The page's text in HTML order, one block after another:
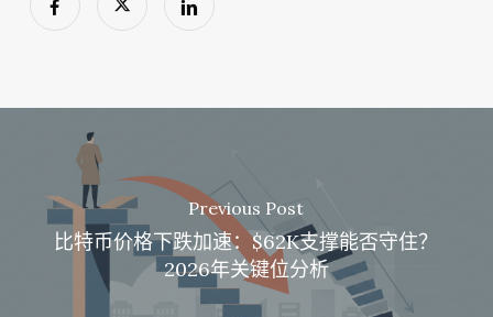
Previous Post
比特币价格下跌加速：$62K支撑能否守住？
2026年关键位分析